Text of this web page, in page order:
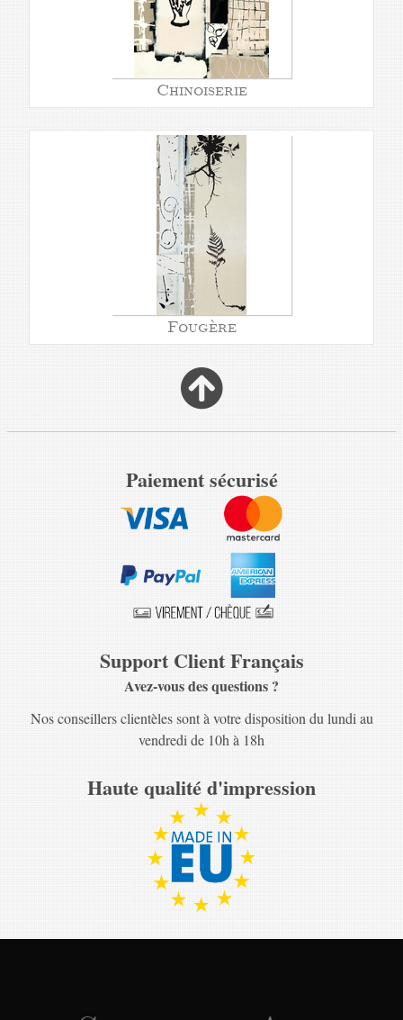
Chinoiserie
Fougère
Paiement sécurisé
Support Client Français
Avez-vous des questions ?
Nos conseillers clientèles sont à votre disposition du lundi au
vendredi de 10h à 18h
Haute qualité d'impression